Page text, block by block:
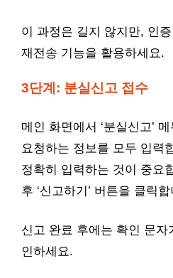
이 과정은 길지 않지만, 인
재전송 기능을 활용하세요.
3단계: 분실신고 접수
메인 화면에서 ‘분실신고’
요청하는 정보를 모두 입력
정확히 입력하는 것이 중요
후 ‘신고하기’ 버튼을 클릭
신고 완료 후에는 확인 문
인하세요.